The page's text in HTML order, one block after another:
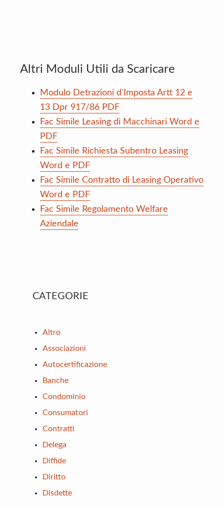
Altri Moduli Utili da Scaricare
Modulo Detrazioni d'Imposta Artt 12 e
13 Dpr 917/86​ PDF
Fac Simile Leasing di Macchinari Word e
PDF
Fac Simile Richiesta Subentro Leasing
Word e PDF
Fac Simile Contratto di Leasing Operativo
Word e PDF
Fac Simile Regolamento Welfare
Aziendale
Primary
CATEGORIE
Altro
Associazioni
Autocertificazione
Banche
Condominio
Consumatori
Contratti
Delega
Diffide
Diritto
Disdette